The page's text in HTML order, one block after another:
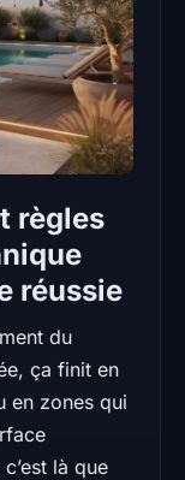
règles
réussie
du
ça finit en
en zones qui
là que